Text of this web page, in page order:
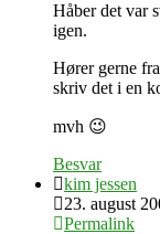
Håber det var
igen.
Hører gerne
skriv det i en
mvh 😉
Besvar
kim jessen
23. august
Permalink